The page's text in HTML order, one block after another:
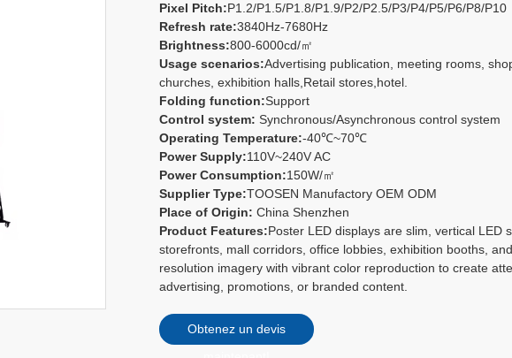
Pixel Pitch:P1.2/P1.5/P1.8/P1.9/P2/P2.5/P3/P4/P5/P6/P8/P10
Refresh rate:3840Hz-7680Hz
Brightness:800-6000cd/㎡
Usage scenarios:Advertising publication, meeting rooms,
churches, exhibition halls,Retail stores,hotel.
Folding function:Support
Control system: Synchronous/Asynchronous control system
Operating Temperature:-40℃~70℃
Power Supply:110V~240V AC
Power Consumption:150W/㎡
Supplier Type:TOOSEN Manufactory OEM ODM
Place of Origin: China Shenzhen
Product Features:Poster LED displays are slim, vertical LED
storefronts, mall corridors, office lobbies, exhibition booths,
resolution imagery with vibrant color reproduction to create
advertising, promotions, or branded content.
Obtenez un devis